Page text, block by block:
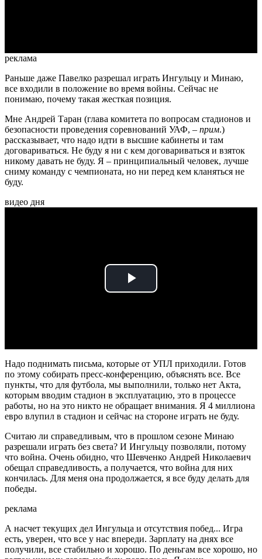
реклама
Раньше даже Павелко разрешал играть Ингульцу и Минаю,
все входили в положение во время войны. Сейчас не
понимаю, почему такая жесткая позиция.
Мне Андрей Таран (глава комитета по вопросам стадионов и
безопасности проведения соревнований УАФ, – прим.)
рассказывает, что надо идти в высшие кабинеты и там
договариваться. Не буду я ни с кем договариваться и взяток
никому давать не буду. Я – принципиальный человек, лучше
сниму команду с чемпионата, но ни перед кем кланяться не
буду.
видео дня
Play
Надо поднимать письма, которые от УПЛ приходили. Готов
по этому собирать пресс-конференцию, объяснять все. Все
пункты, что для футбола, мы выполнили, только нет Акта,
которым вводим стадион в эксплуатацию, это в процессе
работы, но на это никто не обращает внимания. Я 4 миллиона
евро влупил в стадион и сейчас на стороне играть не буду.
Считаю ли справедливым, что в прошлом сезоне Минаю
разрешали играть без света? И Ингульцу позволяли, потому
что война. Очень обидно, что Шевченко Андрей Николаевич
обещал справедливость, а получается, что война для них
кончилась. Для меня она продолжается, я все буду делать для
победы.
реклама
А насчет текущих дел Ингульца и отсутствия побед... Игра
есть, уверен, что все у нас впереди. Зарплату на днях все
получили, все стабильно и хорошо. По деньгам все хорошо, но